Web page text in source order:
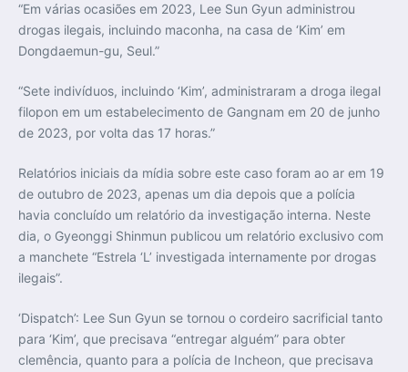
“Em várias ocasiões em 2023, Lee Sun Gyun administrou
drogas ilegais, incluindo maconha, na casa de ‘Kim’ em
Dongdaemun-gu, Seul.”
“Sete indivíduos, incluindo ‘Kim’, administraram a droga ilegal
filopon em um estabelecimento de Gangnam em 20 de junho
de 2023, por volta das 17 horas.”
Relatórios iniciais da mídia sobre este caso foram ao ar em 19
de outubro de 2023, apenas um dia depois que a polícia
havia concluído um relatório da investigação interna. Neste
dia, o Gyeonggi Shinmun publicou um relatório exclusivo com
a manchete “Estrela ‘L’ investigada internamente por drogas
ilegais”.
‘Dispatch’: Lee Sun Gyun se tornou o cordeiro sacrificial tanto
para ‘Kim’, que precisava “entregar alguém” para obter
clemência, quanto para a polícia de Incheon, que precisava